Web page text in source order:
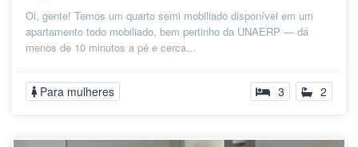
Oi, gente! Temos um quarto semi mobiliado disponível em um
apartamento todo mobiliado, bem pertinho da UNAERP — dá
menos de 10 minutos a pé e cerca...
Para mulheres 3 2